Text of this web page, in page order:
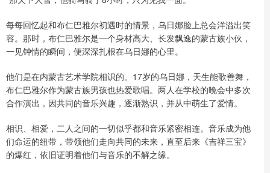
每每回忆起和布仁巴雅尔初遇时的情景，乌日娜脸上总会洋溢出笑
容。那时，布仁巴雅尔是一个身材高大、长发飘逸的蒙古族小伙，
一见钟情的瞬间，便深深扎根在乌日娜的心里。
他们是在内蒙古艺术学院相识的。17岁的乌日娜，天生能歌善舞，
布仁巴雅尔作为蒙古族男孩也热爱歌唱。两人在学校的晚会中多次
合作演出，因共同的音乐兴趣，逐渐熟识，并从中萌生了爱情。
相识、相爱，二人之间的一切似乎都和音乐紧密相连。音乐成为他
们命运的纽带，带领他们走向共同的未来，直至后来《吉祥三宝》
的爆红，依旧证明着他们与音乐的不解之缘。